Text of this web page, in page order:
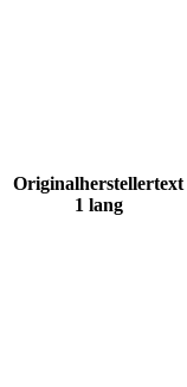
Originalherstellertext
1 lang